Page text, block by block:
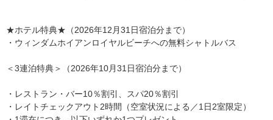
★ホテル特典★（2026年12月31日宿泊分まで）
・ウィンダムホイアンロイヤルビーチへの無料シャトルバス
＜3連泊特典＞（2026年10月31日宿泊分まで）
・レストラン・バー10％割引、スパ20％割引
・レイトチェックアウト2時間（空室状況による／1日2室限定）